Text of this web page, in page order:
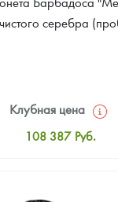
серебра
Клубная цена
108 387 Руб.